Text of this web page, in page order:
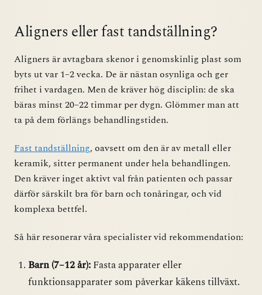
Aligners eller fast tandställning?
Aligners är avtagbara skenor i genomskinlig plast som
byts ut var 1–2 vecka. De är nästan osynliga och ger
frihet i vardagen. Men de kräver hög disciplin: de ska
bäras minst 20–22 timmar per dygn. Glömmer man att
ta på dem förlängs behandlingstiden.
Fast tandställning, oavsett om den är av metall eller
keramik, sitter permanent under hela behandlingen.
Den kräver inget aktivt val från patienten och passar
därför särskilt bra för barn och tonåringar, och vid
komplexa bettfel.
Så här resonerar våra specialister vid rekommendation:
Barn (7–12 år):Fasta apparater eller
funktionsapparater som påverkar käkens tillväxt.